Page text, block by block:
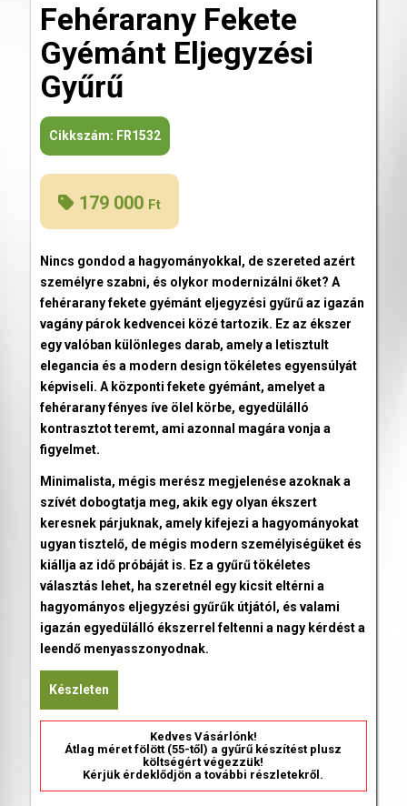
Fehérarany Fekete
Gyémánt Eljegyzési
Gyűrű
Cikkszám: FR1532
179 000 Ft
Nincs gondod a hagyományokkal, de szereted azért
személyre szabni, és olykor modernizálni őket? A
fehérarany fekete gyémánt eljegyzési gyűrű az igazán
vagány párok kedvencei közé tartozik. Ez az ékszer
egy valóban különleges darab, amely a letisztult
elegancia és a modern design tökéletes egyensúlyát
képviseli. A központi fekete gyémánt, amelyet a
fehérarany fényes íve ölel körbe, egyedülálló
kontrasztot teremt, ami azonnal magára vonja a
figyelmet.
Minimalista, mégis merész megjelenése azoknak a
szívét dobogtatja meg, akik egy olyan ékszert
keresnek párjuknak, amely kifejezi a hagyományokat
ugyan tisztelő, de mégis modern személyiségüket és
kiállja az idő próbáját is. Ez a gyűrű tökéletes
választás lehet, ha szeretnél egy kicsit eltérni a
hagyományos eljegyzési gyűrűk útjától, és valami
igazán egyedülálló ékszerrel feltenni a nagy kérdést a
leendő menyasszonyodnak.
Készleten
Kedves Vásárlónk!
Átlag méret fölött (55-től) a gyűrű készítést plusz
költségért végezzük!
Kérjük érdeklődjön a további részletekről.